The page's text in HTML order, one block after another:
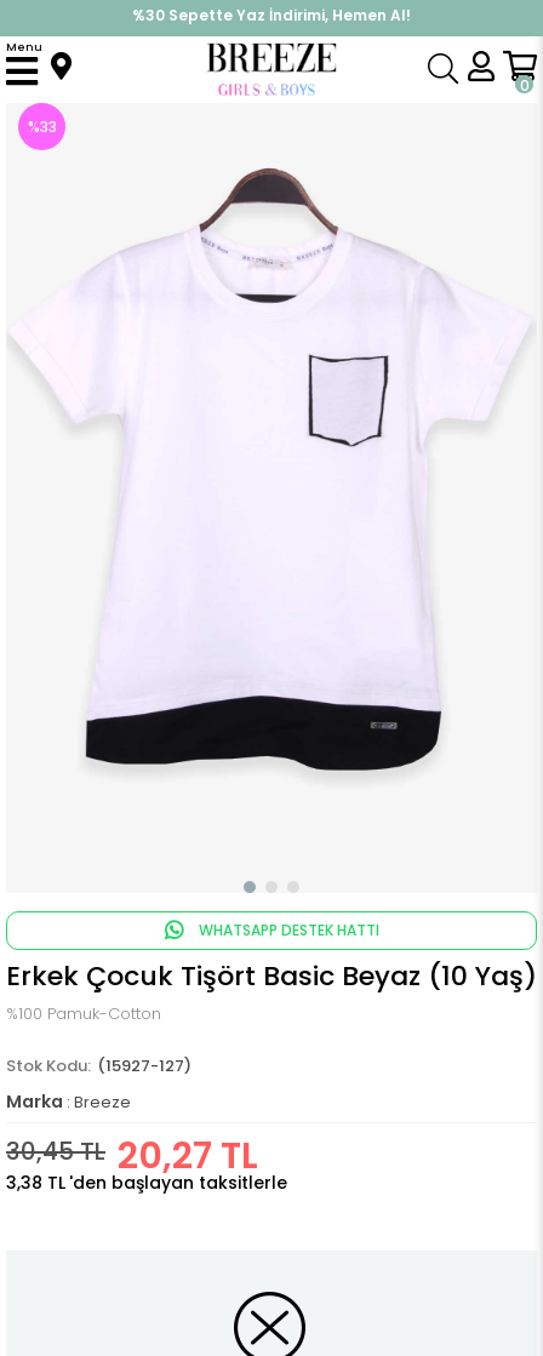
%30 Sepette Yaz İndirimi, Hemen Al!
İndirimlere ek %10 İndirimi Kap, Hemen Üye Ol!
0
Menu
Anasayfa Üst Giyim Tişört Erkek Çocuk Tişört Basic Beyaz (10 Yaş)
%33
WHATSAPP DESTEK HATTI
Erkek Çocuk Tişört Basic Beyaz (10 Yaş)
%100 Pamuk-Cotton
(15927-127)
Marka : Breeze
30,45 TL 20,27 TL
3,38 TL 'den başlayan taksitlerle